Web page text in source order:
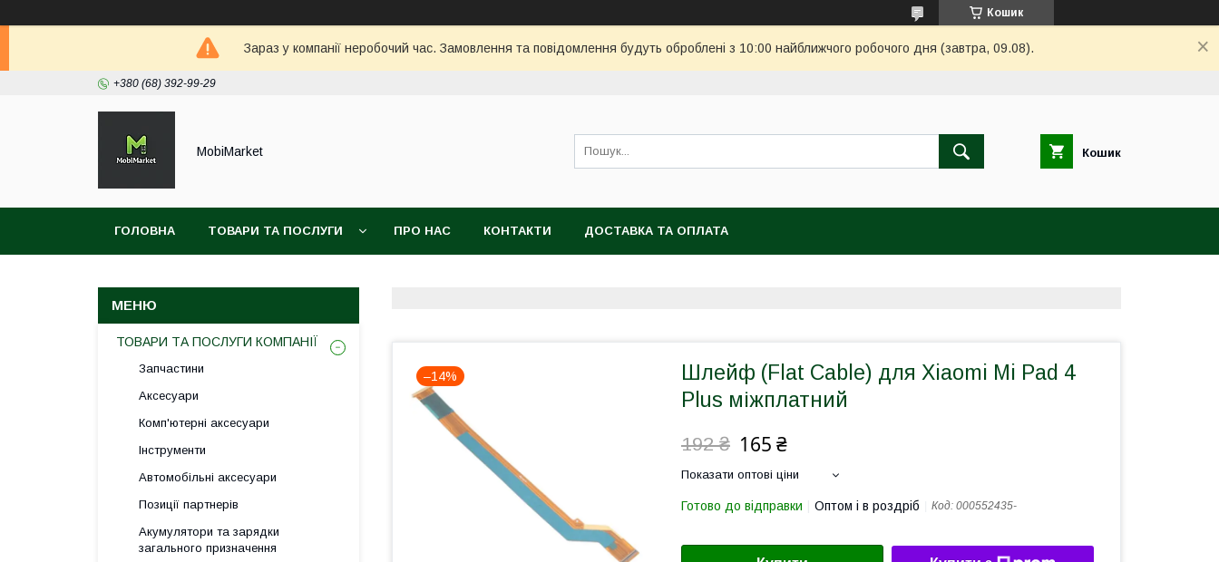
Кошик
Зараз у компанії неробочий час. Замовлення та повідомлення будуть оброблені з 10:00 найближчого робочого дня (завтра, 09.08).
+380 (68) 392-99-29
MobiMarket Кошик
ГОЛОВНА ТОВАРИ ТА ПОСЛУГИ ПРО НАС КОНТАКТИ ДОСТАВКА ТА ОПЛАТА
–14%
Шлейф (Flat Cable) для Xiaomi Mi Pad 4
Plus міжплатний
192 ₴ 165 ₴
Показати оптові ціни
Готово до відправки Оптом і в роздріб Код: 000552435-
ТОВАРИ ТА ПОСЛУГИ КОМПАНІЇ
Запчастини
Аксесуари
Комп'ютерні аксесуари
Інструменти
Автомобільні аксесуари
Позиції партнерів
Акумулятори та зарядки
загального призначення